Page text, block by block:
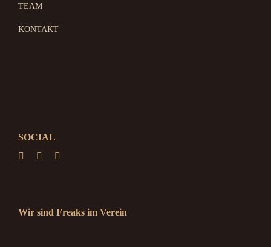
TEAM
KONTAKT
SOCIAL
Wir sind Freaks im Verein